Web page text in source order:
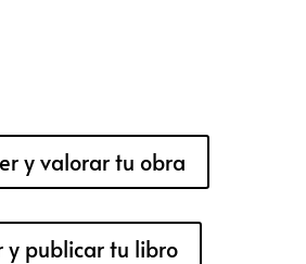
y valorar tu obra
y publicar tu libro